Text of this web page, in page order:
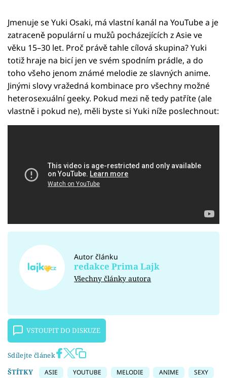
Jmenuje se Yuki Osaki, má vlastní kanál na YouTube a je
zatraceně populární u mužů pocházejících z Asie ve
věku 15–30 let. Proč právě tahle cílová skupina? Yuki
totiž hraje na bicí jen ve svém spodním prádle, a do
toho všeho jenom známé melodie ze slavných anime.
Jinými slovy vražedná kombinace pro všechny možné
heterosexuální geeky. Pokud mezi ně tedy patříte (ale
vlastně i pokud ne), měli byste si Yuki níže poslechnout:
Autor článku
redakce Prima Lajk
Všechny články autora
VSTOUPIT DO DISKUZE
Sdílejte článek
ŠTÍTKY
ASIE YOUTUBE MELODIE ANIME SEXY